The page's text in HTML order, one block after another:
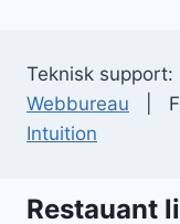
Teknisk support:
Webbureau |
Intuition
Restauant